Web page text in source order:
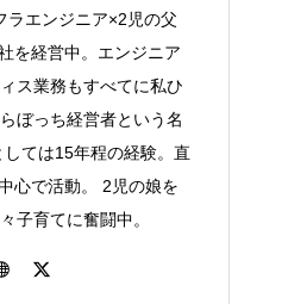
ラエンジニア×2児の父
を経営中。エンジニア
ス業務もすべてに私ひ
ぼっち経営者という名
ては15年程の経験。直
心で活動。 2児の娘を
子育てに奮闘中。